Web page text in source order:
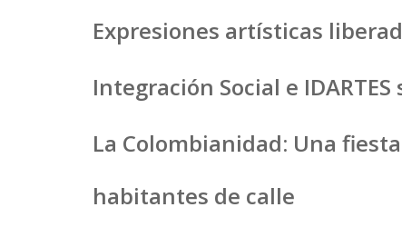
Expresiones artísticas
Integración Social e
La Colombianidad: Una
habitantes de calle